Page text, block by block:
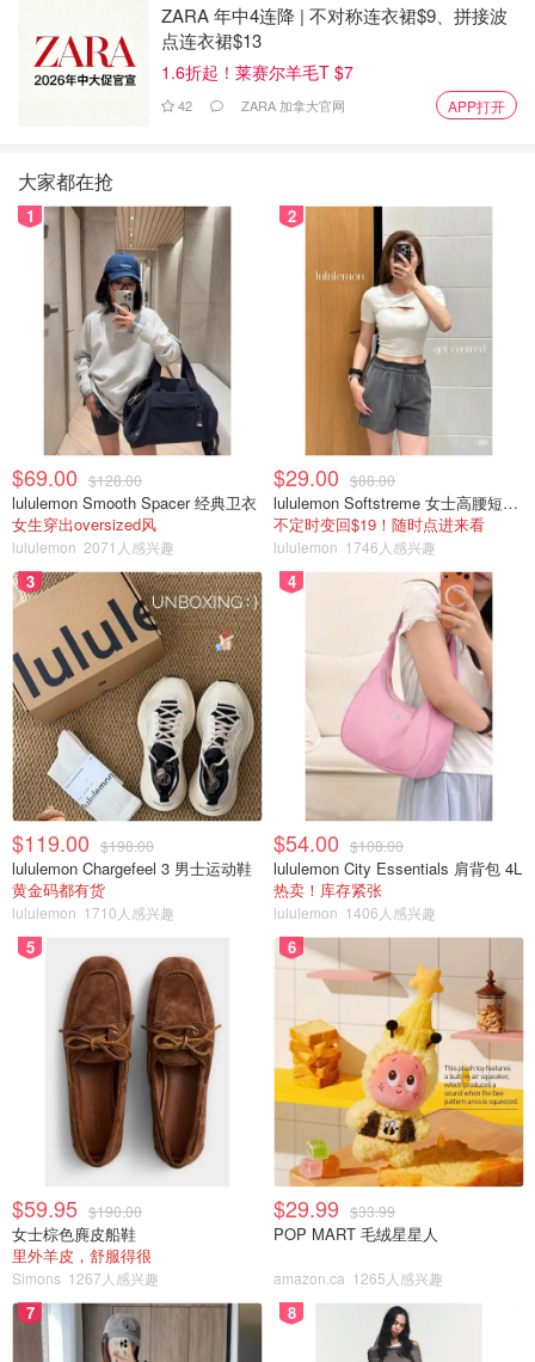
ZARA 年中4连降 | 不对称连衣裙$9、拼接波
点连衣裙$13
1.6折起！莱赛尔羊毛T $7
42 ZARA 加拿大官网 APP打开
大家都在抢
1
$69.00 $128.00
lululemon Smooth Spacer 经典卫衣
女生穿出oversized风
lululemon 2071人感兴趣
2
$29.00 $88.00
lululemon Softstreme 女士高腰短裤 10cm
不定时变回$19！随时点进来看
lululemon 1746人感兴趣
3
$119.00 $198.00
lululemon Chargefeel 3 男士运动鞋
黄金码都有货
lululemon 1710人感兴趣
4
$54.00 $108.00
lululemon City Essentials 肩背包 4L
热卖！库存紧张
lululemon 1406人感兴趣
5
$59.95 $190.00
女士棕色麂皮船鞋
里外羊皮，舒服得很
Simons 1267人感兴趣
6
$29.99 $33.99
POP MART 毛绒星星人
amazon.ca 1265人感兴趣
7 8